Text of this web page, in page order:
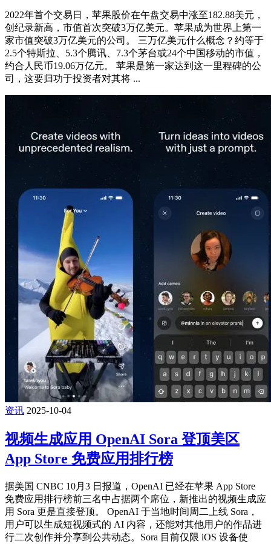
2022年首个交易日，苹果股价在午盘交易中涨至182.88美元，
创纪录新高，市值首次突破3万亿美元。苹果成为世界上第一
家市值突破3万亿美元的公司。 三万亿美元什么概念？约等于
2.5个特斯拉、5.3个腾讯、7.3个茅台或24个中国移动的市值，
约合人民币19.06万亿元。 苹果是第一家达到这一里程碑的公
司，这要归功于投资者对其将 ...
资讯 2025-10-04
视频生成应用 OpenAI Sora 登顶美区
App Store 免费应用排行榜
据美国 CNBC 10月3 日报道，OpenAI 已经在苹果 App Store
免费应用排行榜前三名中占据两个席位，新推出的视频生成应
用 Sora 更是直接登顶。 OpenAI 于当地时间周二上线 Sora，
用户可以生成短视频式的 AI 内容，还能对其他用户的作品进
行二次创作并分享到公共动态。Sora 目前仅限 iOS 设备使